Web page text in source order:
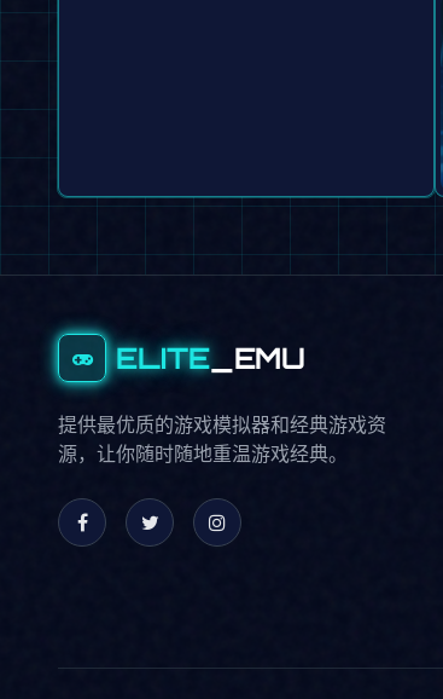
ELITE _EMU
提供最优质的游戏模拟器和经典游戏资
源，让你随时随地重温游戏经典。